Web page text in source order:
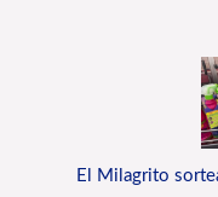
El Milagrito